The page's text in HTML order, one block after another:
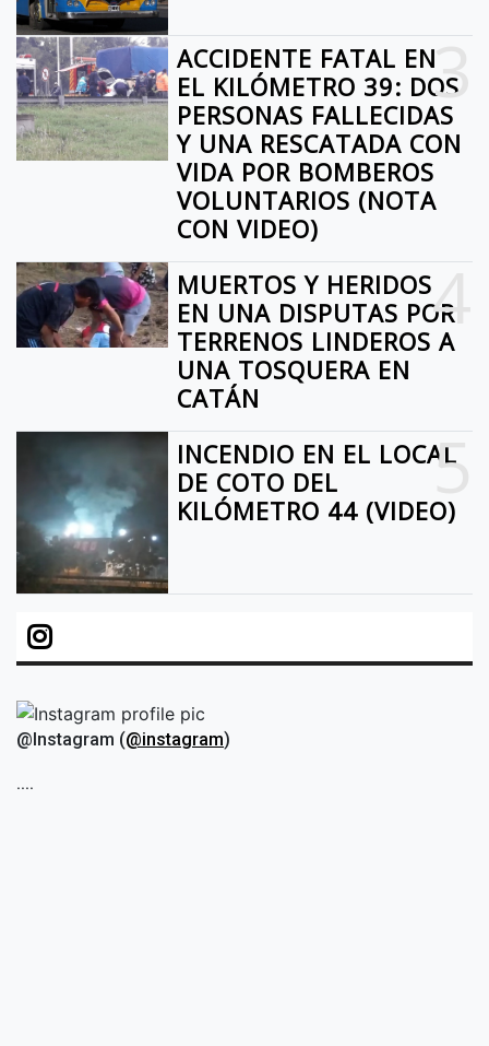
3
ACCIDENTE FATAL EN
EL KILÓMETRO 39: DOS
PERSONAS FALLECIDAS
Y UNA RESCATADA CON
VIDA POR BOMBEROS
VOLUNTARIOS (NOTA
CON VIDEO)
4
MUERTOS Y HERIDOS
EN UNA DISPUTAS POR
TERRENOS LINDEROS A
UNA TOSQUERA EN
CATÁN
5
INCENDIO EN EL LOCAL
DE COTO DEL
KILÓMETRO 44 (VIDEO)
@Instagram (@instagram)
....